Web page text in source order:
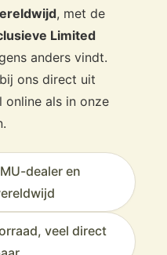
, met de
Limited
anders vindt.
ons direct uit
online als in onze
dealer en
veel direct